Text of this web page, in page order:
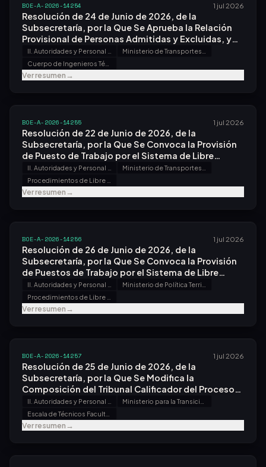
BOE-A-2026-14254 1 jul 2026
Resolución de 24 de Junio de 2026, de la
Subsecretaría, por la Que Se Aprueba la Relación
Provisional de Personas Admitidas y Excluidas, y
Se Anuncia Fecha, Hora y Lugar de Celebración del
Primer Ejercicio del Proceso Selectivo para Ingreso,
por el Sistema General de Acceso Libre, en el
Cuerpo de Ingenieros Técnicos Aeronáuticos,
Ver resumen→
BOE-A-2026-14255 1 jul 2026
Resolución de 22 de Junio de 2026, de la
Subsecretaría, por la Que Se Convoca la Provisión
de Puesto de Trabajo por el Sistema de Libre
Designación.
Ver resumen→
BOE-A-2026-14256 1 jul 2026
Resolución de 26 de Junio de 2026, de la
Subsecretaría, por la Que Se Convoca la Provisión
de Puestos de Trabajo por el Sistema de Libre
Designación.
Ver resumen→
BOE-A-2026-14257 1 jul 2026
Resolución de 25 de Junio de 2026, de la
Subsecretaría, por la Que Se Modifica la
Composición del Tribunal Calificador del Proceso
Selectivo para el Ingreso, por el Sistema General
de Acceso Libre y Promoción Interna, en la Escala
de Técnicos Facultativos Superiores de
Organismos Autónomos del Ministerio de Medio
Ver resumen→